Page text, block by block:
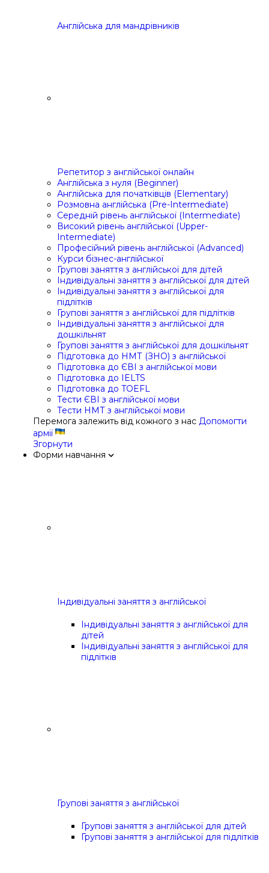
Англійська для мандрівників
Репетитор з англійської онлайн
Англійська з нуля (Beginner)
Англійська для початківців (Elementary)
Розмовна англійська (Pre-Intermediate)
Середній рівень англійської (Intermediate)
Високий рівень англійської (Upper-
Intermediate)
Професійний рівень англійської (Advanced)
Курси бізнес-англійської
Групові заняття з англійської для дітей
Індивідуальні заняття з англійської для дітей
Індивідуальні заняття з англійської для
підлітків
Групові заняття з англійської для підлітків
Індивідуальні заняття з англійської для
дошкільнят
Групові заняття з англійської для дошкільнят
Підготовка до НМТ (ЗНО) з англійської
Підготовка до ЄВІ з англійської мови
Підготовка до IELTS
Підготовка до TOEFL
Тести ЄВІ з англійської мови
Тести НМТ з англійської мови
Перемога залежить від кожного з нас Допомогти
армії
Згорнути
Форми навчання
Індивідуальні заняття з англійської
Індивідуальні заняття з англійської для
дітей
Індивідуальні заняття з англійської для
підлітків
Групові заняття з англійської
Групові заняття з англійської для дітей
Групові заняття з англійської для підлітків